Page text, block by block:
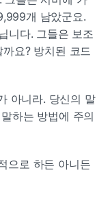
개 남았군요.
니다. 그들은 보조
요? 방치된 코드
아니라. 당신의 말
하는 방법에 주의
으로 하든 아니든